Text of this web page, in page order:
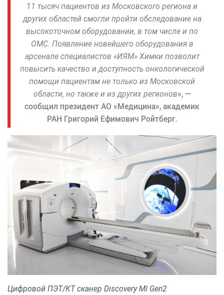
11 тысяч пациентов из Московского региона и
других областей смогли пройти обследование на
высокоточном оборудовании, в том числе и по
ОМС. Появление новейшего оборудования в
арсенале специалистов «ИЯМ» Химки позволит
повысить качество и доступность онкологической
помощи пациентам не только из Московской
области, но также и из других регионов», —
сообщил президент АО «Медицина», академик
РАН Григорий Ефимович Ройтберг.
Цифровой ПЭТ/КТ сканер Discovery MI Gen2